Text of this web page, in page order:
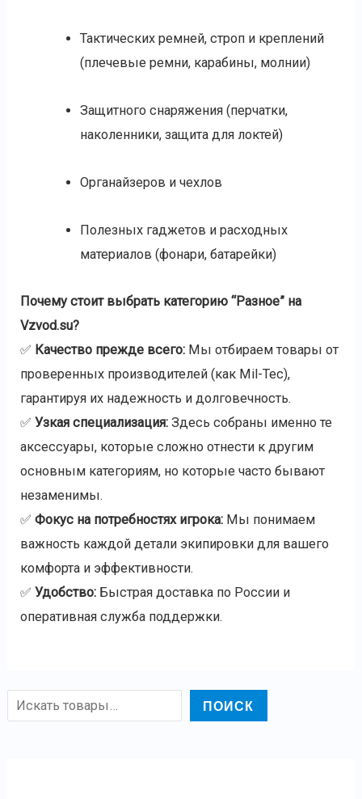
ПОИСК
Тактических ремней, строп и креплений
(плечевые ремни, карабины, молнии)
Защитного снаряжения (перчатки,
наколенники, защита для локтей)
Органайзеров и чехлов
Полезных гаджетов и расходных
материалов (фонари, батарейки)
Почему стоит выбрать категорию “Разное” на
Vzvod.su?
✅ Качество прежде всего: Мы отбираем товары от
проверенных производителей (как Mil-Tec),
гарантируя их надежность и долговечность.
✅Узкая специализация: Здесь собраны именно те
аксессуары, которые сложно отнести к другим
основным категориям, но которые часто бывают
незаменимы.
✅Фокус на потребностях игрока: Мы понимаем
важность каждой детали экипировки для вашего
комфорта и эффективности.
✅Удобство: Быстрая доставка по России и
оперативная служба поддержки.